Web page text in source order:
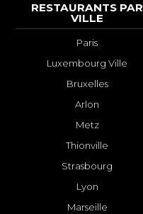
RESTAURANTS PAR
VILLE
Paris
Luxembourg Ville
Bruxelles
Arlon
Metz
Thionville
Strasbourg
Lyon
Marseille